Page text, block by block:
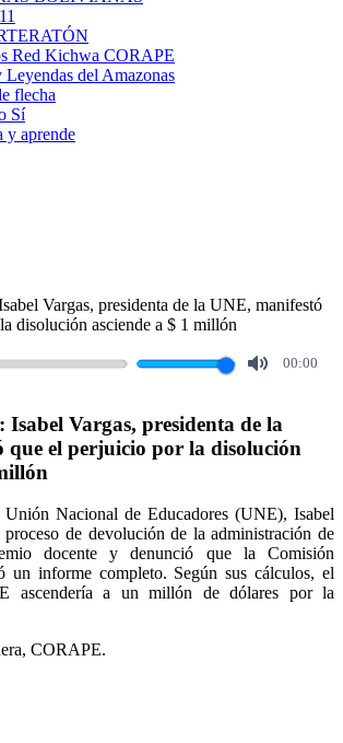
Red Kichwa CORAPE
del Amazonas
flecha
Sí
y aprende
00:00
Vargas, presidenta de la
que el perjuicio por la disolución
Nacional de Educadores (UNE), Isabel
de devolución de la administración de
docente y denunció que la Comisión
un informe completo. Según sus cálculos, el
ascendería a un millón de dólares por la
CORAPE.